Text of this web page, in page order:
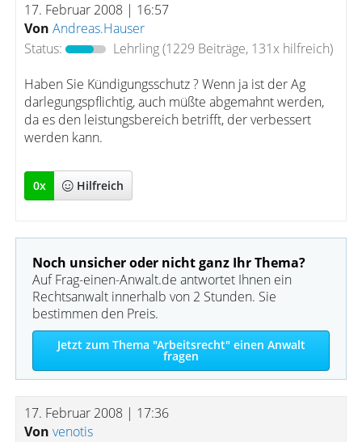
17. Februar 2008 | 16:57
Von Andreas.Hauser
Status:
Lehrling(1229 Beiträge, 131x hilfreich)
Haben Sie Kündigungsschutz ? Wenn ja ist der Ag
darlegungspflichtig, auch müßte abgemahnt werden,
da es den leistungsbereich betrifft, der verbessert
werden kann.
0x Hilfreich
Noch unsicher oder nicht ganz Ihr Thema?
Auf Frag-einen-Anwalt.de antwortet Ihnen ein
Rechtsanwalt innerhalb von 2 Stunden. Sie
bestimmen den Preis.
Jetzt zum Thema "Arbeitsrecht" einen Anwalt
fragen
17. Februar 2008 | 17:36
Von venotis